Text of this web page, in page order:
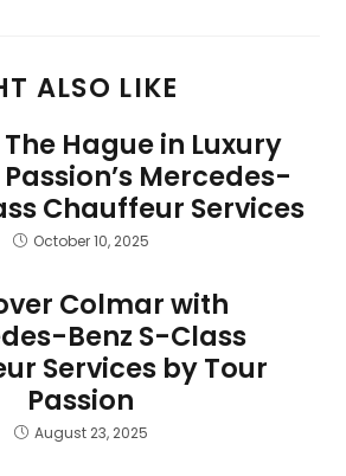
ALSO LIKE
Hague in Luxury
Mercedes-
Chauffeur Services
October 10, 2025
Colmar with
Benz S-Class
Services by Tour
Passion
August 23, 2025